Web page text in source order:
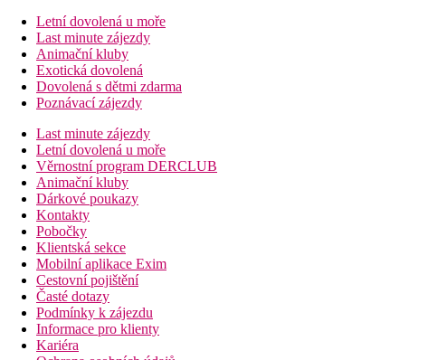
Letní dovolená u moře
Last minute zájezdy
Animační kluby
Exotická dovolená
Dovolená s dětmi zdarma
Poznávací zájezdy
Last minute zájezdy
Letní dovolená u moře
Věrnostní program DERCLUB
Animační kluby
Dárkové poukazy
Kontakty
Pobočky
Klientská sekce
Mobilní aplikace Exim
Cestovní pojištění
Časté dotazy
Podmínky k zájezdu
Informace pro klienty
Kariéra